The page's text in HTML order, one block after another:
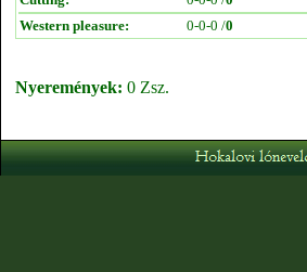
Western pleasure:
0-0-0 /0
Nyeremények: 0 Zsz.